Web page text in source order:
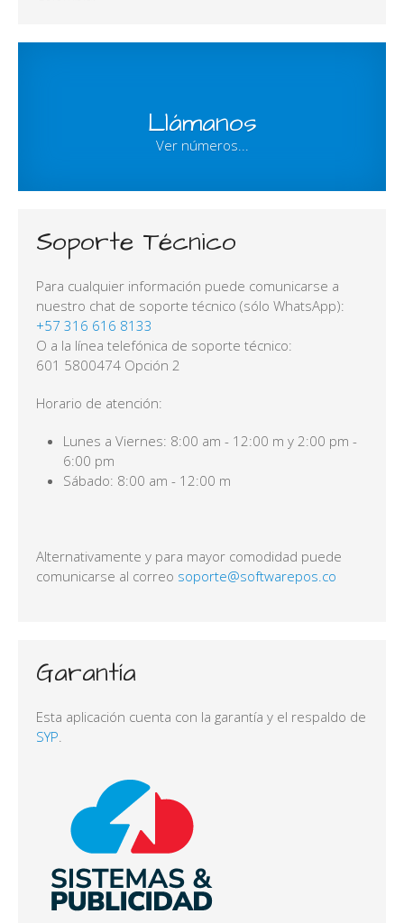
Llámanos
Ver números...
Soporte Técnico
Para cualquier información puede comunicarse a
nuestro chat de soporte técnico (sólo WhatsApp):
+57 316 616 8133
O a la línea telefónica de soporte técnico:
601 5800474 Opción 2
Horario de atención:
Lunes a Viernes: 8:00 am - 12:00 m y 2:00 pm -
6:00 pm
Sábado: 8:00 am - 12:00 m
Alternativamente y para mayor comodidad puede
comunicarse al correo
Garantía
Esta aplicación cuenta con la garantía y el respaldo de
SYP.